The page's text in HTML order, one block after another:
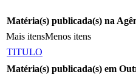
Matéria(s) publicada(s) na
Mais itensMenos itens
TITULO
Matéria(s) publicada(s) em